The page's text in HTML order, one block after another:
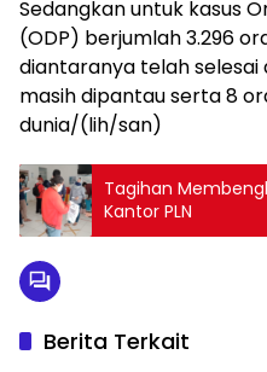
Sedangkan untuk kasus
(ODP) berjumlah 3.296
diantaranya telah
masih dipantau serta 8
dunia/(lih/san)
Tagihan
Kantor PLN
Berita Terkait